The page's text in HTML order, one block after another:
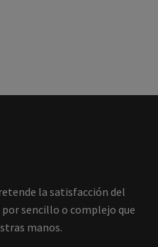
la satisfacción del
sencillo o complejo que
manos.